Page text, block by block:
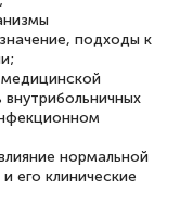
Грамотное,
подходы к
нормальной
его клинические